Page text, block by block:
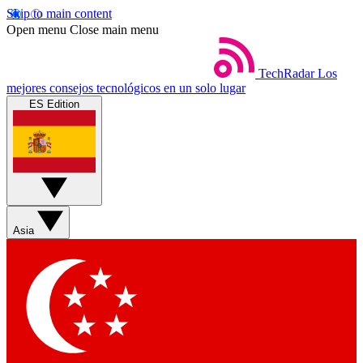
Skip to main content
Open menu Close main menu
TechRadar Los
mejores consejos tecnológicos en un solo lugar
ES Edition
Asia